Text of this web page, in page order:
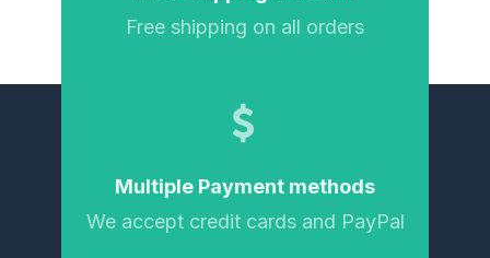
Free shipping on all orders
Multiple Payment methods
We accept credit cards and PayPal